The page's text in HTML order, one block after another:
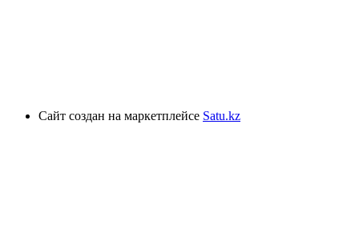
Сайт создан на маркетплейсе Satu.kz